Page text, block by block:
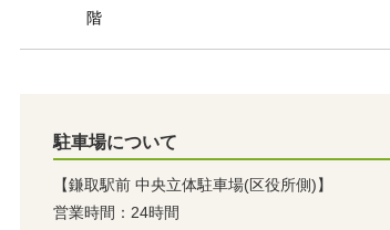
階
駐車場について
【鎌取駅前 中央立体駐車場(区役所側)】
営業時間：24時間